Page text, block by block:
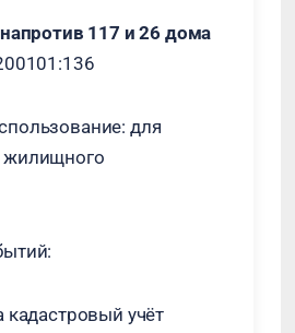
117 и 26 дома
для
жилищного
кадастровый учёт